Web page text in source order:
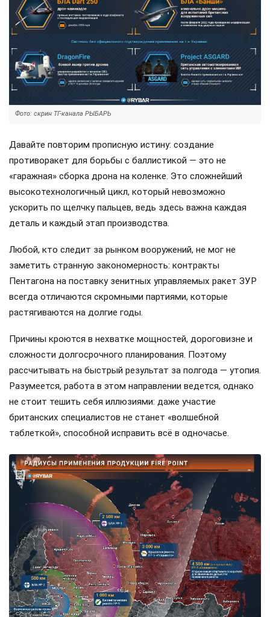
Фото: скрин ТГ-канала РЫБАРЬ
Давайте повторим прописную истину: создание
противоракет для борьбы с баллистикой — это не
«гаражная» сборка дрона на коленке. Это сложнейший
высокотехнологичный цикл, который невозможно
ускорить по щелчку пальцев, ведь здесь важна каждая
деталь и каждый этап производства.
Любой, кто следит за рынком вооружений, не мог не
заметить странную закономерность: контракты
Пентагона на поставку зенитных управляемых ракет ЗУР
всегда отличаются скромными партиями, которые
растягиваются на долгие годы.
Причины кроются в нехватке мощностей, дороговизне и
сложности долгосрочного планирования. Поэтому
рассчитывать на быстрый результат за полгода — утопия.
Разумеется, работа в этом направлении ведется, однако
не стоит тешить себя иллюзиями: даже участие
британских специалистов не станет «волшебной
таблеткой», способной исправить всё в одночасье.